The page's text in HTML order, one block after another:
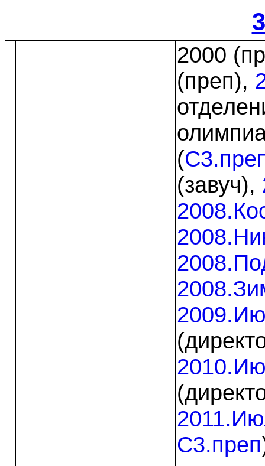
2000
(преп),
(
(завуч),
C3.преп